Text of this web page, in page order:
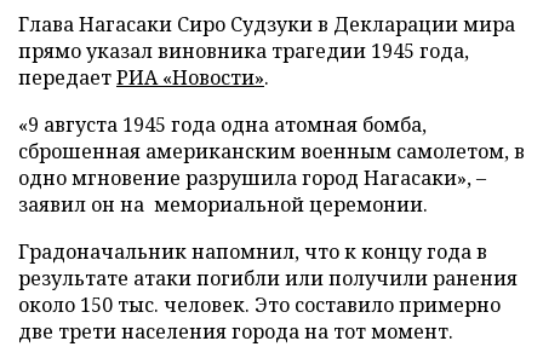
Глава Нагасаки Сиро Судзуки в Декларации мира
прямо указал виновника трагедии 1945 года,
передаетРИА «Новости».
«9 августа 1945 года одна атомная бомба,
сброшенная американским военным самолетом, в
одно мгновение разрушила город Нагасаки», –
заявил он на мемориальной церемонии.
Градоначальник напомнил, что к концу года в
результате атаки погибли или получили ранения
около 150 тыс. человек. Это составило примерно
две трети населения города на тот момент.